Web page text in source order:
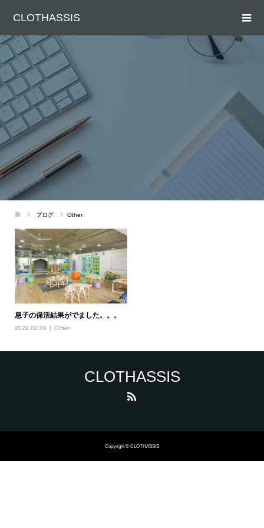
CLOTHASSIS
ブログ Other
息子の保活結果がでました。。。
2022.02.09 Other
CLOTHASSIS
Copyright © CLOTHASSIS